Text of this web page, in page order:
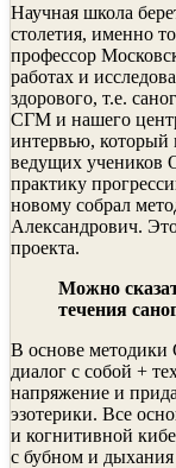
Научная школа
столетия, именно
профессор
работах и
здорового, т.е.
СГМ и нашего
интервью,
ведущих учеников
практику
новому собрал
Александрович.
проекта.
Можно
течения
В основе
диалог с собой +
напряжение и
эзотерики. Все
и когнитивной
с бубном и дыхания